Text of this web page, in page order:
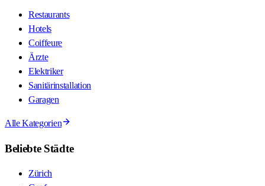
Restaurants
Hotels
Coiffeure
Ärzte
Elektriker
Sanitärinstallation
Garagen
Alle Kategorien
Beliebte Städte
Zürich